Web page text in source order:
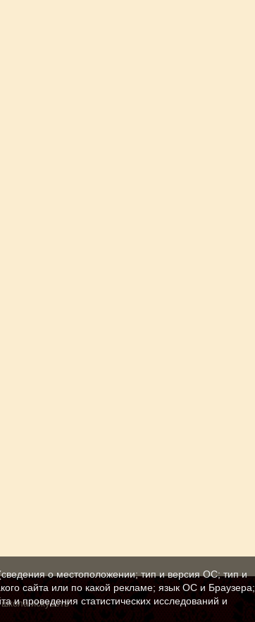
искусств"
о местоположении; тип и версия ОС; тип и
сайта или по какой рекламе; язык ОС и Браузера;
и проведения статистических исследований и